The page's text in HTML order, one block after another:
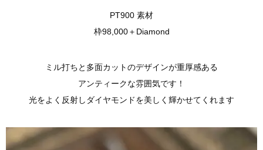
PT900 素材
枠98,000＋Diamond
ミル打ちと多面カットのデザインが重厚感ある
アンティークな雰囲気です！
光をよく反射しダイヤモンドを美しく輝かせてくれます